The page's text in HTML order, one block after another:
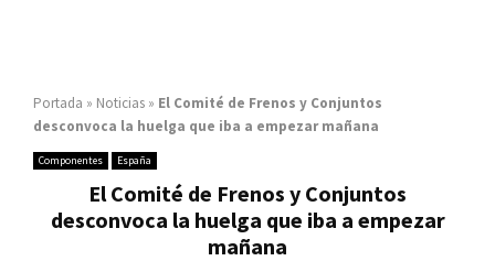
Portada » Noticias » El Comité de Frenos y Conjuntos
desconvoca la huelga que iba a empezar mañana
Componentes España
El Comité de Frenos y Conjuntos
desconvoca la huelga que iba a empezar
mañana